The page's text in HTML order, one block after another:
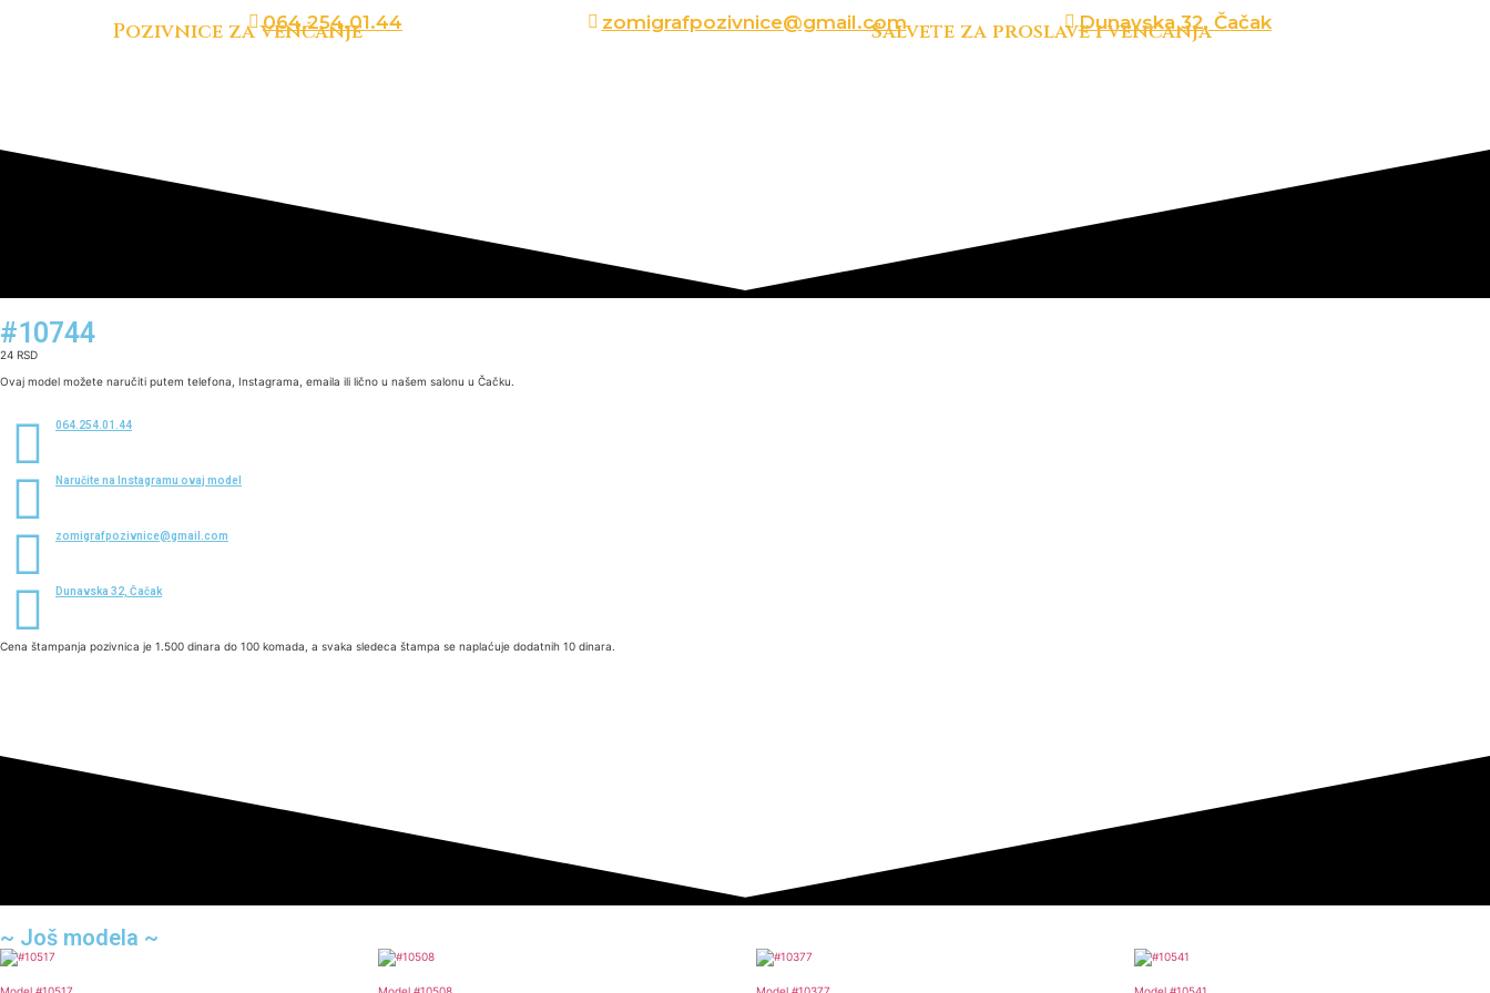
064.254.01.44 zomigrafpozivnice@gmail.com Dunavska 32, Čačak
Pozivnice za venčanje Salvete za proslave i venčanja
#10744
24 RSD
Ovaj model možete naručiti putem telefona, Instagrama, emaila ili lično u našem salonu u Čačku.
064.254.01.44
Naručite na Instagramu ovaj model
zomigrafpozivnice@gmail.com
Dunavska 32, Čačak
Cena štampanja pozivnica je 1.500 dinara do 100 komada, a svaka sledeca štampa se naplaćuje dodatnih 10 dinara.
~ Još modela ~